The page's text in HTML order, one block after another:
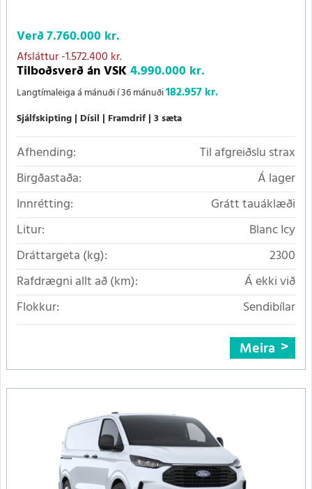
Verð7.760.000 kr.
Afsláttur-1.572.400 kr.
Tilboðsverð án VSK4.990.000 kr.
Langtímaleiga á mánuði í 36 mánuði182.957 kr.
Sjálfskipting Dísil Framdrif 3 sæta
Afhending:
Til afgreiðslu strax
Birgðastaða:
Á lager
Innrétting:
Grátt tauáklæði
Litur:
Blanc Icy
Dráttargeta (kg):
2300
Rafdrægni allt að (km):
Á ekki við
Flokkur:
Sendibílar
Meira